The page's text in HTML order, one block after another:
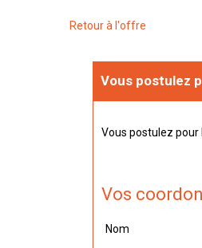
Retour à l'offre
Vous postulez
Vous postulez
Vos
Nom